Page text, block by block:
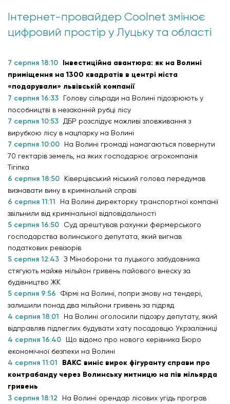
Інтернет-провайдер Coolnet змінює
цифровий простір у Луцьку та області
7 серпня 18:10 Інвестиційна авантюра: як на Волині
приміщення на 1300 квадратів в центрі міста
«подарували» львівській компанії
7 серпня 16:33
Голову сільради на Волині підозрюють у
пособництві в незаконній рубці лісу
7 серпня 10:53
ДБР розслідує можливі зловживання з
вирубкою лісу в нацпарку на Волині
7 серпня 10:00
На Волині громаді намагаються повернути
70 гектарів земель, на яких господарює агрокомпанія
Тігіпка
6 серпня 18:50
Ківерцівський міський голова передумав
визнавати вину в кримінальній справі
6 серпня 11:11
На Волині директорку транспортної компанії
звільнили від кримінальної відповідальності
5 серпня 16:50
Суд арештував рахунки фермерського
господарства волинського депутата, який вигнав
податкових ревізорів
5 серпня 12:43 З Міноборони та луцького забудовника
стягують майже мільйон гривень пайового внеску за
будівництво ЖК
5 серпня 9:56
Фірмі на Волині, попри змову на тендері,
залишили понад два мільйони гривень за підряд
4 серпня 18:01
На Волині оголосили підозру депутату, який
відправляв підлеглих будувати хату посадовцю Укрзалізниці
4 серпня 16:40
Що відомо про нового керівника Бюро
економічної безпеки на Волині
4 серпня 11:01
ВАКС виніс вирок фігуранту справи про
контрабанду через Волинську митницю на пів мільярда
гривень
3 серпня 18:12
На Волині орендар лісових угідь програв